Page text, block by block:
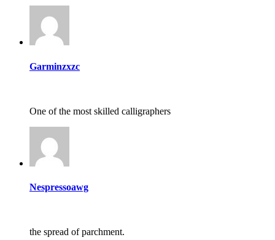
Garminzxzc
One of the most skilled calligraphers
Nespressoawg
the spread of parchment.